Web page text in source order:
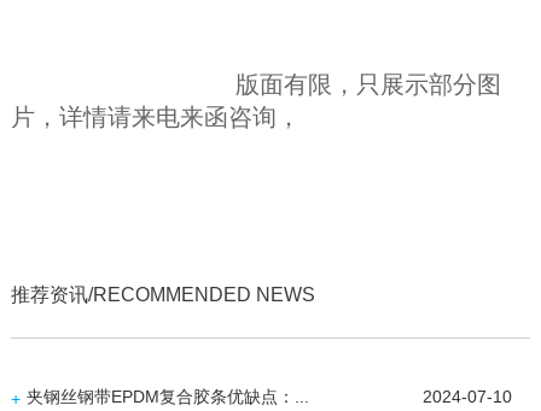
版面有限，只展示部分图
片，详情请来电来函咨询，
推荐资讯/RECOMMENDED NEWS
+ 夹钢丝钢带EPDM复合胶条优缺点：...
2024-07-10